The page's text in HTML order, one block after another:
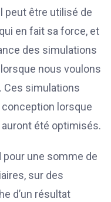
peut être utilisé de
en fait sa force, et
des simulations
nous voulons
Ces simulations
lorsque
été optimisés.
pour une somme de
sur des
d’un résultat